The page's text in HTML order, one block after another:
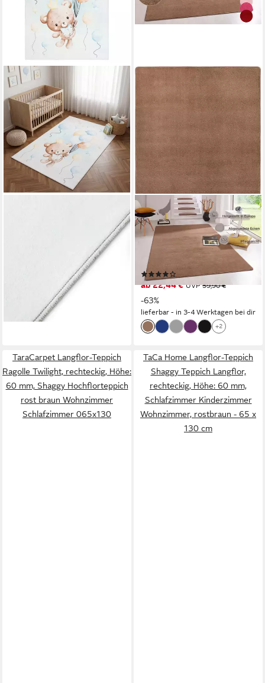
57,19 €
lieferbar - in 3-4 Werktagen bei dir
HANSE HOME
Teppich Fancy, rechteckig,
Höhe: 7 mm, Kurzflor, Läufer,
uni, gekettelt, Wohnzimmer,
Schlafzimmer, Esszimmer
(442)
ab 22,44 € UVP59,90 €
-63%
lieferbar - in 3-4 Werktagen bei dir
+2
TaraCarpet Langflor-Teppich
Ragolle Twilight, rechteckig, Höhe:
60 mm, Shaggy Hochflorteppich
rost braun Wohnzimmer
Schlafzimmer 065x130
TaCa Home Langflor-Teppich
Shaggy Teppich Langflor,
rechteckig, Höhe: 60 mm,
Schlafzimmer Kinderzimmer
Wohnzimmer, rostbraun - 65 x
130 cm